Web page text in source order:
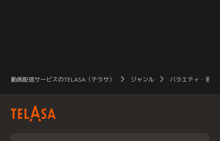
動画配信サービスのTELASA（テラサ） ジャンル バラエティ・音楽